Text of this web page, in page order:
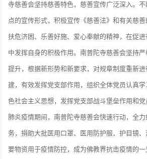
寺慈善会坚持慈善特色，慈善宣传广泛深入。
点的宣传形式，积极宣传《慈善法》和有关慈
扶危济困、乐善好施、爱心奉献的精神，在促
中发挥自身的积极作用。南普陀寺慈善会坚持
提升，根据新形势和新要求，对规章制度重新
建，有效发挥党支部作用，组织全体党员认真
色社会主义思想，发挥党支部战斗堡垒作用和
肺炎疫情期间，南普陀寺慈善会快速行动，全
务，捐助大批医用口罩、医用防护服、护目镜
要物资用于疫情防控，成为佛教界抗击疫情的一